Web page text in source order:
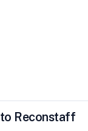
Reconstaff